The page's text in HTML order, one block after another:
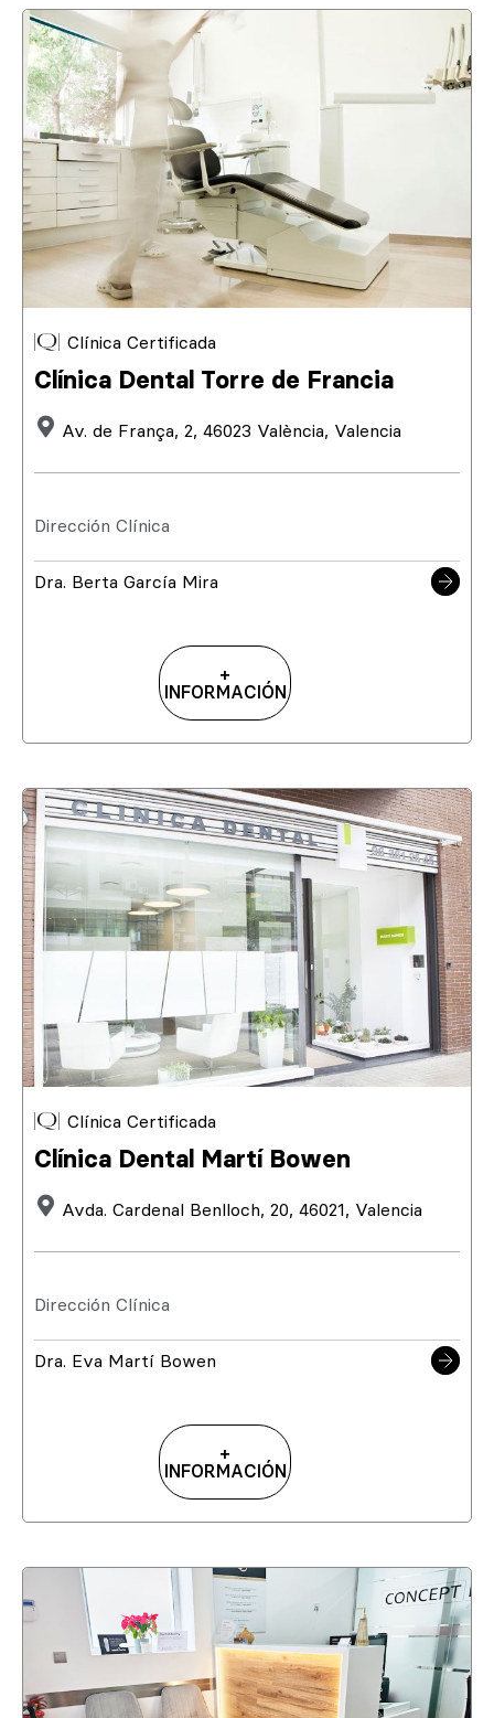
Clínica Certificada
Clínica Dental Torre de Francia
Av. de França, 2, 46023 València, Valencia
Dirección Clínica
Dra. Berta García Mira
+
INFORMACIÓN
Clínica Certificada
Clínica Dental Martí Bowen
Avda. Cardenal Benlloch, 20, 46021, Valencia
Dirección Clínica
Dra. Eva Martí Bowen
+
INFORMACIÓN